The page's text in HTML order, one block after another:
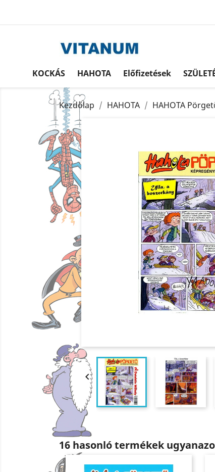
KOCKÁS HAHOTA Előfizetések
Kezdőlap HAHOTA HAHOTA

16 hasonló termékek